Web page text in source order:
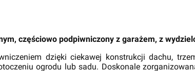
częściowo podpiwniczony z garażem, z
dzięki ciekawej konstrukcji dachu,
ogrodu lub sadu. Doskonale